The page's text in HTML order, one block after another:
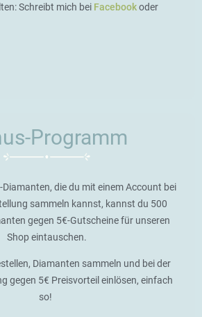
Schreibt mich bei Facebookoder
Programm
die du mit einem Account bei
sammeln kannst, kannst du 500
gegen 5€-Gutscheine für unseren
Shop eintauschen.
Diamanten sammeln und bei der
gegen 5€ Preisvorteil einlösen, einfach
so!